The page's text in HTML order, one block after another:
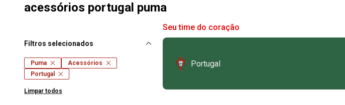
acessórios portugal puma
Filtros selecionados
Puma
Acessórios
Portugal
Limpar todos
Seu time do coração
Portugal